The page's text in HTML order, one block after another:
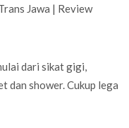
dari sikat gigi,
dan shower. Cukup lega